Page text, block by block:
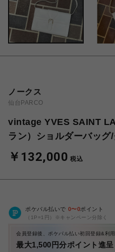
ノークス
仙台PARCO
vintage YVES SAINT
ラン）ショルダーバッグ
￥132,000 税込
ポケパル払いで 0〜0ポイント
（1P=1円）※キャンペーン分除く
会員登録後、ポケパル払い初回登録&利
最大1,500円分ポイント進呈